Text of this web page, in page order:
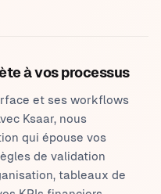
à vos processus
et ses workflows
Ksaar, nous
qui épouse vos
de validation
tableaux de